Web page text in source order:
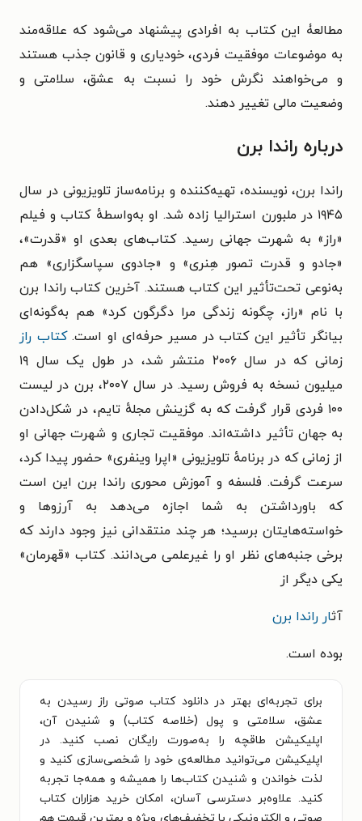
مطالعۀ این کتاب به افرادی پیشنهاد می‌شود که علاقه‌مند
به موضوعات موفقیت فردی، خودیاری و قانون جذب هستند
و می‌خواهند نگرش خود را نسبت به عشق، سلامتی و
وضعیت مالی تغییر دهند.
درباره راندا برن
راندا برن، نویسنده، تهیه‌کننده و برنامه‌ساز تلویزیونی در سال
۱۹۴۵ در ملبورن استرالیا زاده شد. او به‌واسطهٔ کتاب و فیلم
«راز» به شهرت جهانی رسید. کتاب‌های بعدی او «قدرت»،
«جادو و قدرت تصور هِنری» و «جادوی سپاسگزاری» هم
به‌نوعی تحت‌تأثیر این کتاب هستند. آخرین کتاب راندا برن
با نام «راز، چگونه زندگی مرا دگرگون کرد» هم به‌گونه‌ای
بیانگر تأثیر این کتاب در مسیر حرفه‌ای او است.کتاب راز
زمانی که در سال ۲۰۰۶ منتشر شد، در طول یک سال ۱۹
میلیون نسخه به فروش رسید. در سال ۲۰۰۷، برن در لیست
۱۰۰ فردی قرار گرفت که به گزینش مجلهٔ تایم، در شکل‌دادن
به جهان تأثیر داشته‌اند. موفقیت تجاری و شهرت جهانی او
از زمانی که در برنامهٔ تلویزیونی «اپرا وینفری» حضور پیدا کرد،
سرعت گرفت. فلسفه و آموزش محوری راندا برن این است
که باورداشتن به شما اجازه می‌دهد به آرزوها و
خواسته‌هایتان برسید؛ هر چند منتقدانی نیز وجود دارند که
برخی جنبه‌های نظر او را غیرعلمی می‌دانند. کتاب «قهرمان»
یکی دیگر از
آثار راندا برن
بوده است.
برای تجربه‌ای بهتر در دانلود کتاب صوتی راز رسیدن به
عشق، سلامتی و پول (خلاصه کتاب) و شنیدن آن،
اپلیکیشن طاقچه را به‌صورت رایگان نصب کنید. در
اپلیکیشن می‌توانید مطالعه‌ی خود را شخصی‌سازی کنید و
لذت خواندن و شنیدن کتاب‌ها را همیشه و همه‌جا تجربه
کنید. علاوه‌بر دسترسی آسان، امکان خرید هزاران کتاب